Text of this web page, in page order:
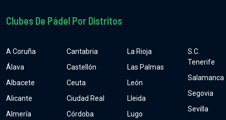
Clubes De Pádel Por Distritos
A Coruña
Álava
Albacete
Alicante
Almería
Cantabria
Castellón
Ceuta
Ciudad Real
Córdoba
La Rioja
Las Palmas
León
Lleida
Lugo
S.C.
Tenerife
Salamanca
Segovia
Sevilla